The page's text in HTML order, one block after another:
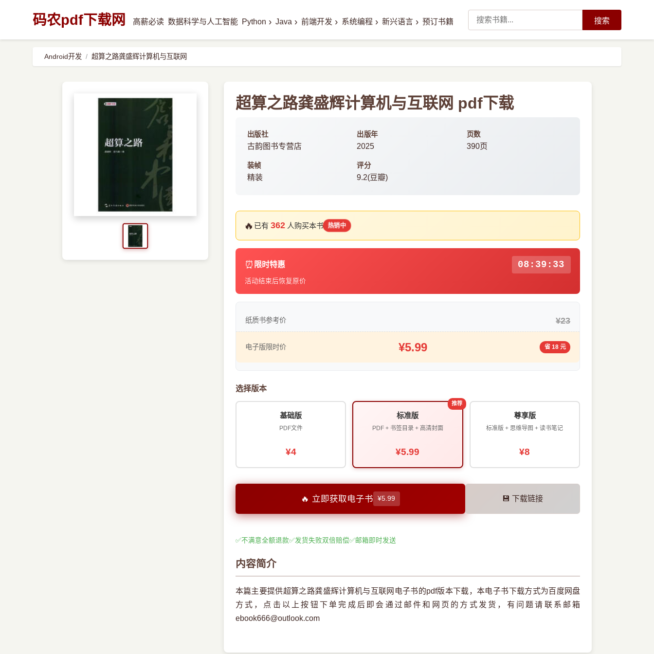
码农pdf下载网 高薪必读 数据科学与人工智能 Python › Java › 前端开发 › 系统编程 › 新兴语言 › 预订书籍 搜索
Android开发 超算之路龚盛辉计算机与互联网
超算之路龚盛辉计算机与互联网 pdf下载
出版社
古韵图书专营店
出版年
2025
页数
390页
装帧
精装
评分
9.2(豆瓣)
🔥 已有 362人购买本书 热销中
⏰ 限时特惠 08:39:32
活动结束后恢复原价
纸质书参考价 ¥23
电子版限时价 ¥5.99 省 18 元
选择版本
基础版
PDF文件
¥4
推荐
标准版
PDF + 书签目录 + 高清封面
¥5.99
尊享版
标准版 + 思维导图 + 读书笔记
¥8
🔥 立即获取电子书 ¥5.99 💾 下载链接
✅不满意全额退款✅发货失败双倍赔偿✅邮箱即时发送
内容简介
本篇主要提供超算之路龚盛辉计算机与互联网电子书的pdf版本下载，本电子书下载方式为百度网盘
方式，点击以上按钮下单完成后即会通过邮件和网页的方式发货，有问题请联系邮箱
ebook666@outlook.com